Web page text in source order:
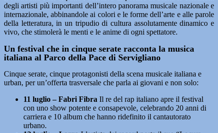
degli artisti più importanti dell’intero panorama musicale nazionale e
internazionale, abbinandole ai colori e le forme dell’arte e alle parole
della letteratura, in un tripudio di cultura assolutamente dinamico e
vivo, che stimolerà le menti e le anime di ogni spettatore.
Un festival che in cinque serate racconta la musica
italiana al Parco della Pace di Servigliano
Cinque serate, cinque protagonisti della scena musicale italiana e
urban, per un’offerta trasversale che parla ai giovani e non solo:
11 luglio – Fabri Fibra Il re del rap italiano apre il festival
con uno show potente e consapevole, celebrando 20 anni di
carriera e 10 album che hanno ridefinito il cantautorato
urbano.